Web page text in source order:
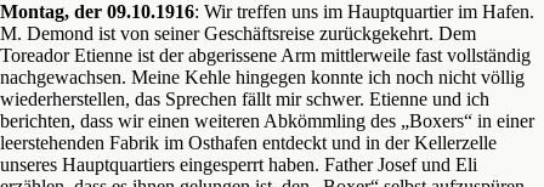
Montag, der 09.10.1916: Wir treffen uns im Hauptquartier im Hafen.
M. Demond ist von seiner Geschäftsreise zurückgekehrt. Dem
Toreador Etienne ist der abgerissene Arm mittlerweile fast vollständig
nachgewachsen. Meine Kehle hingegen konnte ich noch nicht völlig
wiederherstellen, das Sprechen fällt mir schwer. Etienne und ich
berichten, dass wir einen weiteren Abkömmling des „Boxers“ in einer
leerstehenden Fabrik im Osthafen entdeckt und in der Kellerzelle
unseres Hauptquartiers eingesperrt haben. Father Josef und Eli